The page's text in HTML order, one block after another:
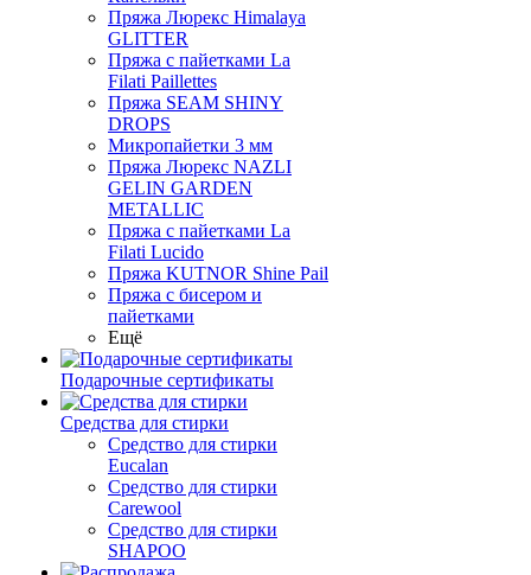
Пряжа Люрекс Himalaya
GLITTER
Пряжа с пайетками La
Filati Paillettes
Пряжа SEAM SHINY
DROPS
Микропайетки 3 мм
Пряжа Люрекс NAZLI
GELIN GARDEN
METALLIC
Пряжа с пайетками La
Filati Lucido
Пряжа KUTNOR Shine Pail
Пряжа с бисером и
пайетками
Ещё
Подарочные сертификаты
Средства для стирки
Средство для стирки
Eucalan
Средство для стирки
Carewool
Средство для стирки
SHAPOO